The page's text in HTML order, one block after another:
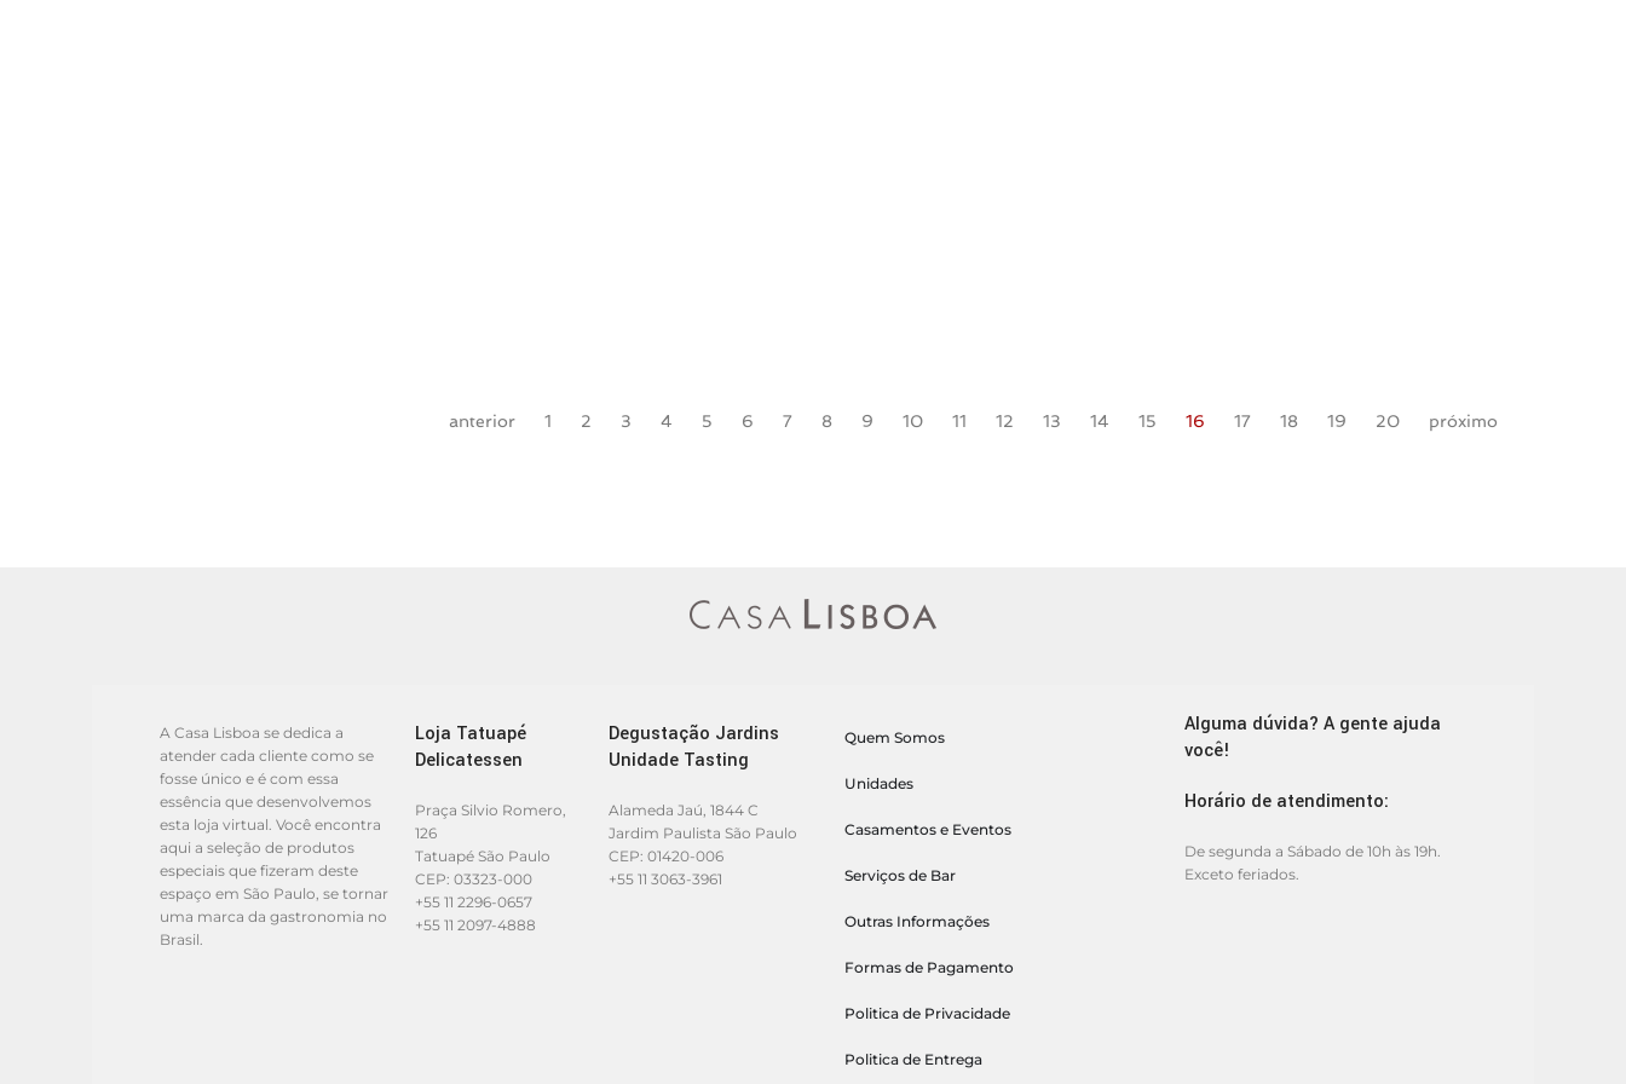
anterior 1 2 3 4 5 6 7 8 9 10 11 12 13 14 15 16 17 18 19 20 próximo
A Casa Lisboa se dedica a
atender cada cliente como se
fosse único e é com essa
essência que desenvolvemos
esta loja virtual. Você encontra
aqui a seleção de produtos
especiais que fizeram deste
espaço em São Paulo, se tornar
uma marca da gastronomia no
Brasil.
Loja Tatuapé
Delicatessen
Praça Silvio Romero,
126
Tatuapé São Paulo
CEP: 03323-000
+55 11 2296-0657
+55 11 2097-4888
Degustação Jardins
Unidade Tasting
Alameda Jaú, 1844 C
Jardim Paulista São Paulo
CEP: 01420-006
+55 11 3063-3961
Quem Somos
Unidades
Casamentos e Eventos
Serviços de Bar
Outras Informações
Formas de Pagamento
Politica de Privacidade
Politica de Entrega
Alguma dúvida? A gente ajuda
você!
Horário de atendimento:
De segunda a Sábado de 10h às 19h.
Exceto feriados.